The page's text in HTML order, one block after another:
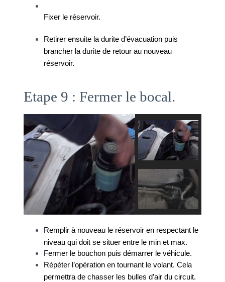
Fixer le réservoir.
Retirer ensuite la durite d’évacuation puis
brancher la durite de retour au nouveau
réservoir.
Etape 9 : Fermer le bocal.
Remplir à nouveau le réservoir en respectant le
niveau qui doit se situer entre le min et max.
Fermer le bouchon puis démarrer le véhicule.
Répéter l’opération en tournant le volant. Cela
permettra de chasser les bulles d’air du circuit.